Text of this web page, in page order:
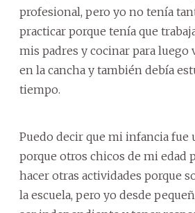
profesional, pero yo no tenía
practicar porque tenía que
mis padres y cocinar para luego
en la cancha y también debía
tiempo.
Puedo decir que mi infancia fue
porque otros chicos de mi edad
hacer otras actividades porque
la escuela, pero yo desde